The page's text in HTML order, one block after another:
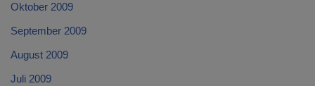
Oktober 2009
September 2009
August 2009
Juli 2009